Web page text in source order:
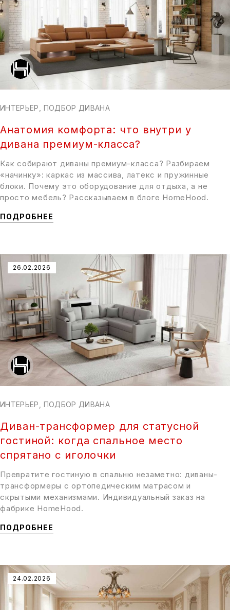
ИНТЕРЬЕР ПОДБОР ДИВАНА
Анатомия комфорта: что внутри у
дивана премиум-класса?
Как собирают диваны премиум-класса? Разбираем
«начинку»: каркас из массива, латекс и пружинные
блоки. Почему это оборудование для отдыха, а не
просто мебель? Рассказываем в блоге HomeHood.
ПОДРОБНЕЕ
26.02.2026
ИНТЕРЬЕР ПОДБОР ДИВАНА
Диван-трансформер для статусной
гостиной: когда спальное место
спрятано с иголочки
Превратите гостиную в спальню незаметно: диваны-
трансформеры с ортопедическим матрасом и
скрытыми механизмами. Индивидуальный заказ на
фабрике HomeHood.
ПОДРОБНЕЕ
24.02.2026